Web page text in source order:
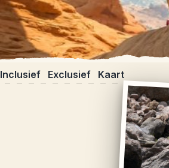
Inclusief Exclusief Kaart